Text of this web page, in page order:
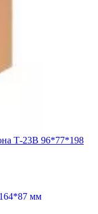
Т-23В 96*77*198